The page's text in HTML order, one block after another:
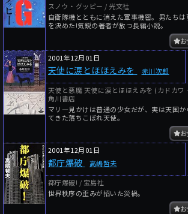
スノウ・グッピー / 光文社
自衛隊機とともに消えた軍事機密。男たち
を決めた!気鋭の著者が放つ長編小説。
お
2001年12月01日
天使に涙とほほえみを 赤川次郎
天使と悪魔 天使に涙とほほえみを (カドカ
角川書店
マリ―見かけは普通の少女だが、実は天国か
てきた落ちこぼれ天使。
お
2001年12月01日
都庁爆破 高嶋哲夫
都庁爆破! / 宝島社
世界秩序の歪みが招いた災禍。
お